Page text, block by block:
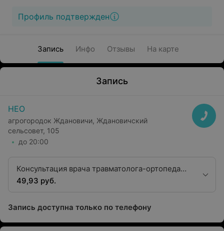
Профиль подтвержден
Запись Инфо Отзывы На карте
Запись
НЕО
агрогородок Ждановичи, Ждановичский
сельсовет, 105
до 20:00
Консультация врача травматолога-ортопеда
высшей квалификационной категории
49,93 руб.
Запись доступна только по телефону